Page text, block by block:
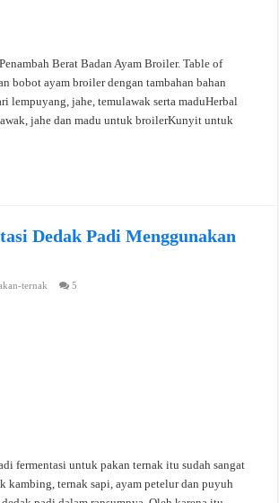
Berat Badan Ayam Broiler. Table of
bobot ayam broiler dengan tambahan bahan
lempuyang, jahe, temulawak serta maduHerbal
jahe dan madu untuk broilerKunyit untuk
Dedak Padi Menggunakan
ternak 5
fermentasi untuk pakan ternak itu sudah sangat
kambing, ternak sapi, ayam petelur dan puyuh